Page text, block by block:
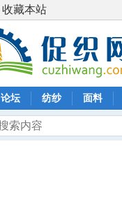
收藏本站
论坛 纺纱 面料